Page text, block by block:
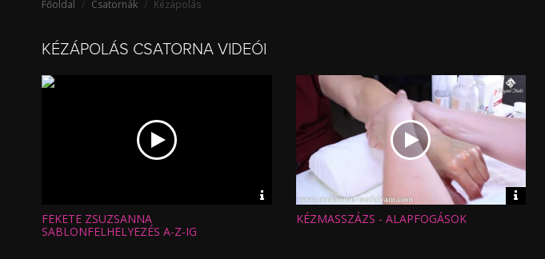
Főoldal Csatornák Kézápolás
KÉZÁPOLÁS CSATORNA VIDEÓI
Video
információk
Hossz:
Nézettség:
FEKETE ZSUZSANNA
SABLONFELHELYEZÉS A-Z-IG
Video
Hossz:
KÉZMASSZÁZS - ALAPFOGÁSOK